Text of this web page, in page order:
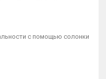
с помощью солонки